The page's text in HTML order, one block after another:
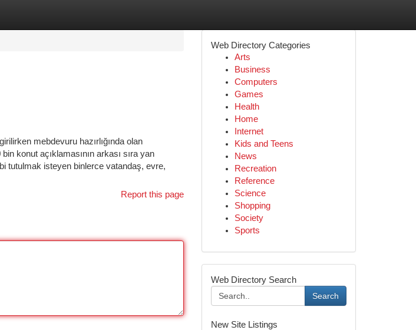
mebdevuru hazırlığında olan
konut açıklamasının arkası sıra yan
tutulmak isteyen binlerce vatandaş, evre,
Report this page
Web Directory Categories
Arts
Business
Computers
Games
Health
Home
Internet
Kids and Teens
News
Recreation
Reference
Science
Shopping
Society
Sports
Web Directory Search
Search
New Site Listings